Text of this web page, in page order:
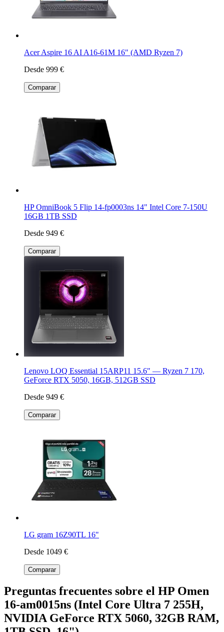
Acer Aspire 16 AI A16-61M 16" (AMD Ryzen 7)
Desde 999 €
Comparar
HP OmniBook 5 Flip 14-fp0003ns 14" Intel Core 7-150U
16GB 1TB SSD
Desde 949 €
Comparar
Lenovo LOQ Essential 15ARP11 15.6" — Ryzen 7 170,
GeForce RTX 5050, 16GB, 512GB SSD
Desde 949 €
Comparar
LG gram 16Z90TL 16"
Desde 1049 €
Comparar
Preguntas frecuentes sobre el HP Omen
16-am0015ns (Intel Core Ultra 7 255H,
NVIDIA GeForce RTX 5060, 32GB RAM,